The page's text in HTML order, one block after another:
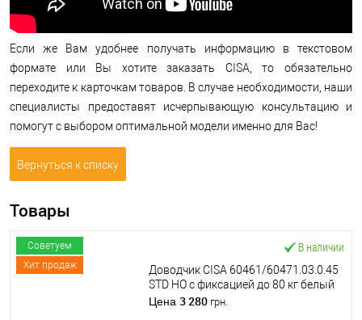
Если же Вам удобнее получать информацию в текстовом
формате или Вы хотите заказать CISA, то обязательно
переходите к карточкам товаров. В случае необходимости, наши
специалисты предоставят исчерпывающую консультацию и
помогут с выбором оптимальной модели именно для Вас!
Вернуться к списку
Товары
Советуем
Хит продаж
В наличии
Доводчик CISA 60461/60471.03.0.45
STD HO с фиксацией до 80 кг белый
Цена 3 280 грн.